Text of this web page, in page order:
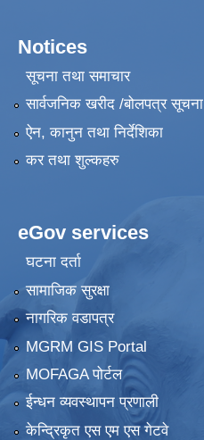
Notices
सूचना तथा समाचार
सार्वजनिक खरीद /बोलपत्र सूचना
ऐन, कानुन तथा निर्देशिका
कर तथा शुल्कहरु
eGov services
घटना दर्ता
सामाजिक सुरक्षा
नागरिक वडापत्र
MGRM GIS Portal
MOFAGA पोर्टल
ईन्धन व्यवस्थापन प्रणाली
केन्द्रिकृत एस एम एस गेटवे